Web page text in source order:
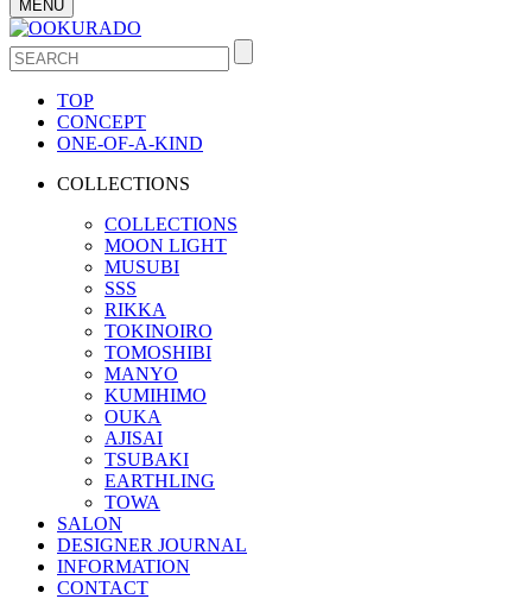
MENU
TOP
CONCEPT
ONE-OF-A-KIND
COLLECTIONS
COLLECTIONS
MOON LIGHT
MUSUBI
SSS
RIKKA
TOKINOIRO
TOMOSHIBI
MANYO
KUMIHIMO
OUKA
AJISAI
TSUBAKI
EARTHLING
TOWA
SALON
DESIGNER JOURNAL
INFORMATION
CONTACT